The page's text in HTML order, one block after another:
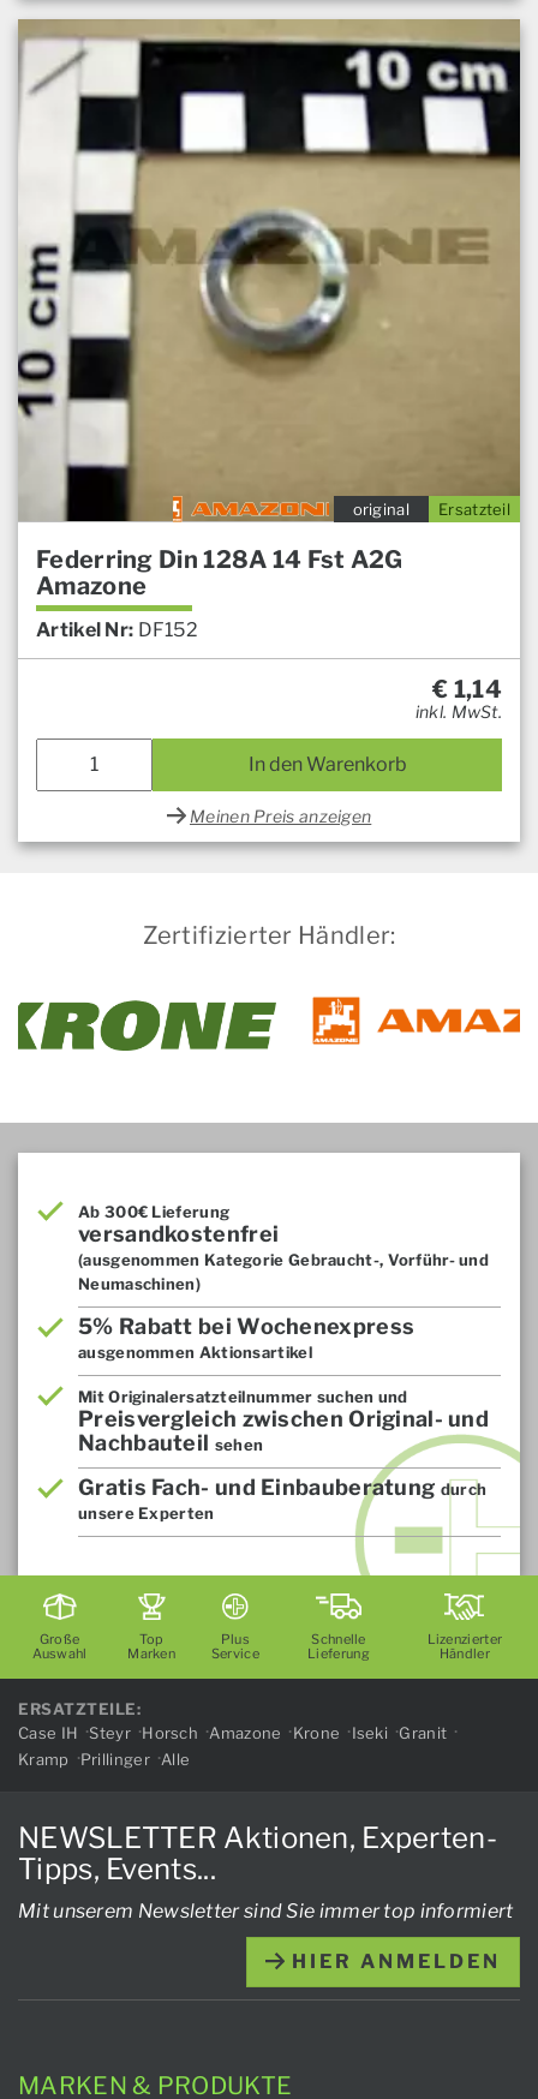
Ersatzteil
original
Federring Din 128A 14 Fst A2G
Amazone
Artikel Nr: DF152
€ 1,14
inkl. MwSt.
In den Warenkorb
Meinen Preis anzeigen
Zertifizierter Händler:
Ab 300€ Lieferung
versandkostenfrei
(ausgenommen Kategorie Gebraucht-, Vorführ- und
Neumaschinen)
5% Rabatt bei Wochenexpress
ausgenommen Aktionsartikel
Mit Originalersatzteilnummer suchen und
Preisvergleich zwischen Original- und
Nachbauteil sehen
Gratis Fach- und Einbauberatung durch
unsere Experten
Große
Auswahl
Top
Marken
Plus
Service
Schnelle
Lieferung
Lizenzierter
Händler
ERSATZTEILE:
Case IH
Steyr Horsch Amazone Krone Iseki
Granit
Kramp
Prillinger Alle
NEWSLETTER Aktionen, Experten-
Tipps, Events...
Mit unserem Newsletter sind Sie immer top informiert
HIER ANMELDEN
MARKEN & PRODUKTE